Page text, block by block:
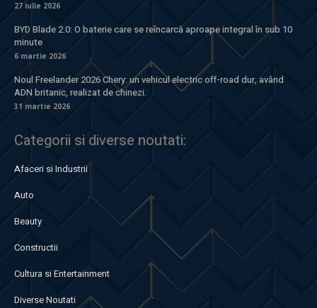
27 iulie 2026
BYD Blade 2.0: O baterie care se reîncarcă aproape integral în sub 10
minute
6 martie 2026
Noul Freelander 2026 Chery: un vehicul electric off-road dur, având
ADN britanic, realizat de chinezi.
31 martie 2026
Categorii si diverse noutati:
Afaceri si Industrii
Auto
Beauty
Constructii
Cultura si Entertainment
Diverse Noutati